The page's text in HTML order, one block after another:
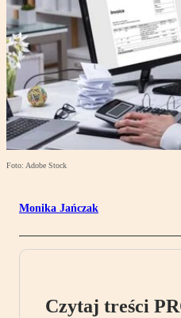
Foto: Adobe Stock
Monika Jańczak
Czytaj treści